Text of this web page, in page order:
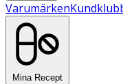
Varumärken
Mina Recept